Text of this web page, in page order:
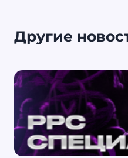
Другие